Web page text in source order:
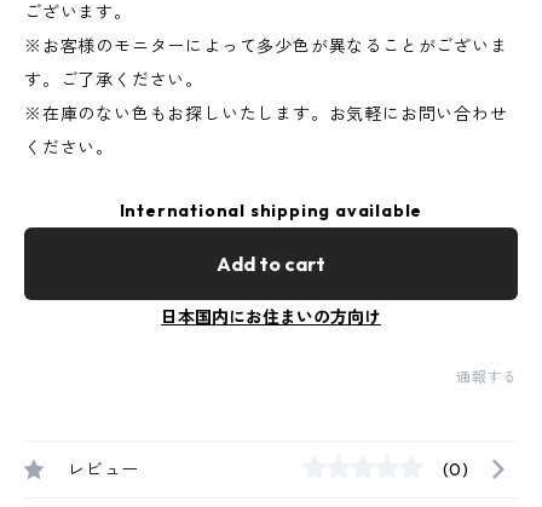
ございます。
※お客様のモニターによって多少色が異なることがございま
す。ご了承ください。
※在庫のない色もお探しいたします。お気軽にお問い合わせ
ください。
International shipping available
Add to cart
日本国内にお住まいの方向け
通報する
レビュー (0)